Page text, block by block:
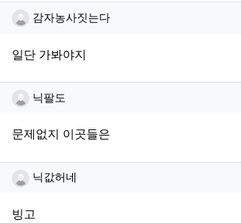
감자농사짓는다님의
감자농사짓는다
일단 가봐야지
닉팔도님의 댓글
닉팔도
문제없지 이곳들은
닉값허네님의 댓글
닉값허네
빙고